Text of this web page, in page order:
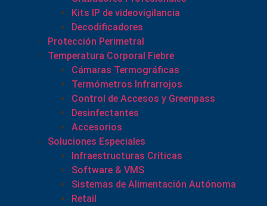
Kits IP de videovigilancia
Decodificadores
Protección Perimetral
Temperatura Corporal Fiebre
Cámaras Termográficas
Termómetros Infrarrojos
Control de Accesos y Greenpass
Desinfectantes
Accesorios
Soluciones Especiales
Infraestructuras Críticas
Software & VMS
Sistemas de Alimentación Autónoma
Retail